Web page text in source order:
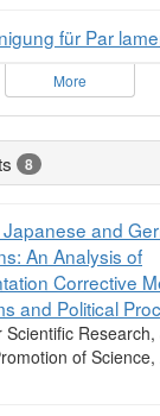
für Par
More
8
and
An Analysis of
Corrective
and Political
Research,
of Science,